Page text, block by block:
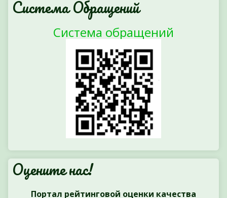
Система Обращений
Система обращений
Оцените нас!
Портал рейтинговой оценки качества